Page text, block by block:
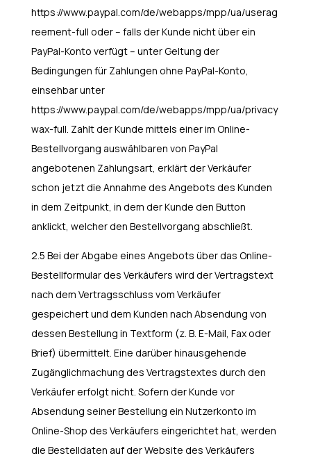
https://www.paypal.com/de/webapps/mpp/ua/userag
reement-full oder – falls der Kunde nicht über ein
PayPal-Konto verfügt – unter Geltung der
Bedingungen für Zahlungen ohne PayPal-Konto,
einsehbar unter
https://www.paypal.com/de/webapps/mpp/ua/privacy
wax-full. Zahlt der Kunde mittels einer im Online-
Bestellvorgang auswählbaren von PayPal
angebotenen Zahlungsart, erklärt der Verkäufer
schon jetzt die Annahme des Angebots des Kunden
in dem Zeitpunkt, in dem der Kunde den Button
anklickt, welcher den Bestellvorgang abschließt.
2.5 Bei der Abgabe eines Angebots über das Online-
Bestellformular des Verkäufers wird der Vertragstext
nach dem Vertragsschluss vom Verkäufer
gespeichert und dem Kunden nach Absendung von
dessen Bestellung in Textform (z. B. E-Mail, Fax oder
Brief) übermittelt. Eine darüber hinausgehende
Zugänglichmachung des Vertragstextes durch den
Verkäufer erfolgt nicht. Sofern der Kunde vor
Absendung seiner Bestellung ein Nutzerkonto im
Online-Shop des Verkäufers eingerichtet hat, werden
die Bestelldaten auf der Website des Verkäufers